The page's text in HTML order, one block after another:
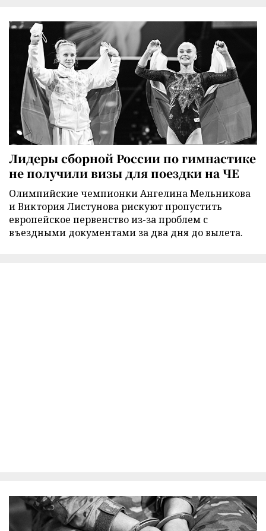
Лидеры сборной России по гимнастике
не получили визы для поездки на ЧЕ
Олимпийские чемпионки Ангелина Мельникова
и Виктория Листунова рискуют пропустить
европейское первенство из-за проблем с
въездными документами за два дня до вылета.